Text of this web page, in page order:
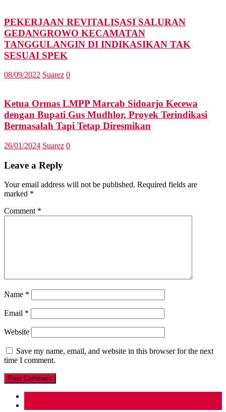
PEKERJAAN REVITALISASI SALURAN
GEDANGROWO KECAMATAN
TANGGULANGIN DI INDIKASIKAN TAK
SESUAI SPEK
08/09/2022 Suarez 0
Ketua Ormas LMPP Marcab Sidoarjo Kecewa
dengan Bupati Gus Mudhlor, Proyek Terindikasi
Bermasalah Tapi Tetap Diresmikan
26/01/2024 Suarez 0
Leave a Reply
Your email address will not be published. Required fields are
marked *
Comment *
Name *
Email *
Website
Save my name, email, and website in this browser for the next
time I comment.